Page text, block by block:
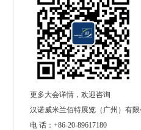
更多大会详情，欢迎咨询
汉诺威米兰佰特展览（广州）有限
电 话：+86-20-89617180